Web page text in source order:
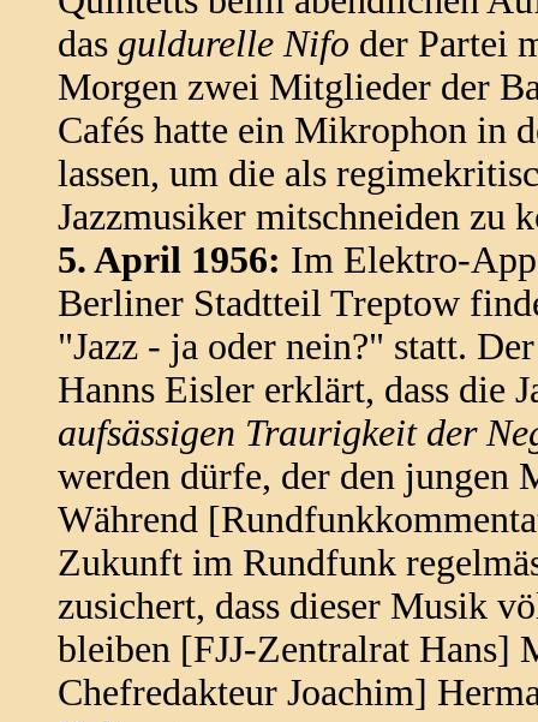
das guldurelle Nifo der Partei
Morgen zwei Mitglieder der
Cafés hatte ein Mikrophon in
lassen, um die als
Jazzmusiker mitschneiden zu
5. April 1956: Im Elektro-
Berliner Stadtteil Treptow
"Jazz - ja oder nein?" statt.
Hanns Eisler erklärt, dass die
aufsässigen Traurigkeit der
werden dürfe, der den jungen
Während
Zukunft im Rundfunk
zusichert, dass dieser Musik
bleiben [FJJ-Zentralrat Hans]
Chefredakteur Joachim]